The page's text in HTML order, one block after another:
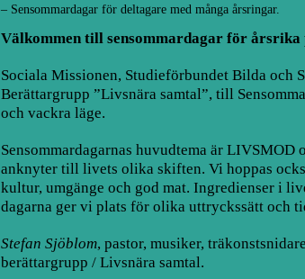
– Sensommardagar för deltagare med många årsringar.
Välkommen till sensommardagar för
Sociala Missionen, Studieförbundet Bilda och
Berättargrupp ”Livsnära samtal”, till
och vackra läge.
Sensommardagarnas huvudtema är
anknyter till livets olika skiften. Vi hoppas
kultur, umgänge och god mat. Ingredienser i
dagarna ger vi plats för olika uttryckssätt och
Stefan Sjöblom, pastor, musiker,
berättargrupp / Livsnära samtal.